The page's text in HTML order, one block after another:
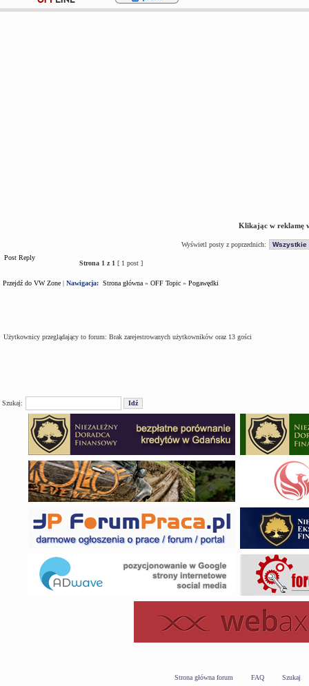
Klikając w reklamę
Wyświetl posty z poprzednich:
Post Reply
Strona 1 z 1 [ 1 post ]
Przejdź do VW Zone | Nawigacja: Strona główna » OFF Topic » Pogawędki
Użytkownicy przeglądający to forum: Brak zarejestrowanych użytkowników oraz 13 gości
Szukaj:
Strona główna forum FAQ Szukaj